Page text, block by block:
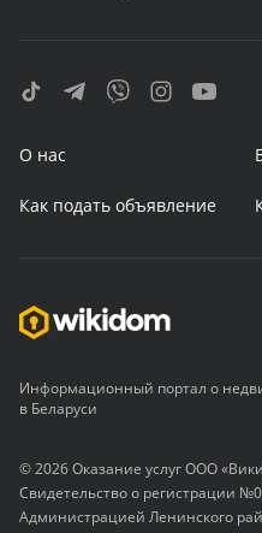
О нас
Как подать объявление
Информационный портал о
в Беларуси
© 2026 Оказание услуг ООО
Свидетельство о регистрации
Администрацией Ленинского